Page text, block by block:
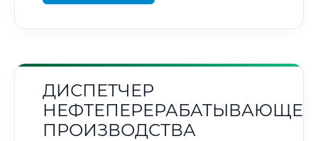
ДИСПЕТЧЕР
ПРОИЗВОДСТВА